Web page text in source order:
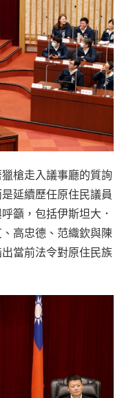
槍走入議事廳的質詢
延續歷任原住民議員
籲，包括伊斯坦大．
高忠德、范織欽與陳
當前法令對原住民族